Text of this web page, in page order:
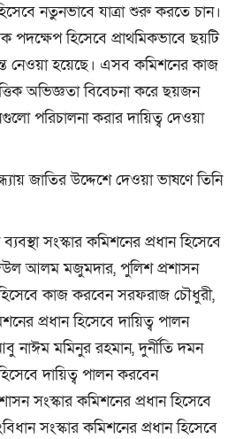
নতুনভাবে যাত্রা শুরু করতে চান।
পদক্ষেপ হিসেবে প্রাথমিকভাবে ছয়টি
নেওয়া হয়েছে। এসব কমিশনের কাজ
অভিজ্ঞতা বিবেচনা করে ছয়জন
পরিচালনা করার দায়িত্ব দেওয়া
জাতির উদ্দেশে দেওয়া ভাষণে তিনি
সংস্কার কমিশনের প্রধান হিসেবে
আলম মজুমদার, পুলিশ প্রশাসন
হিসেবে কাজ করবেন সরফরাজ চৌধুরী,
প্রধান হিসেবে দায়িত্ব পালন
নাঈম মমিনুর রহমান, দুর্নীতি দমন
দায়িত্ব পালন করবেন
সংস্কার কমিশনের প্রধান হিসেবে
সংস্কার কমিশনের প্রধান হিসেবে